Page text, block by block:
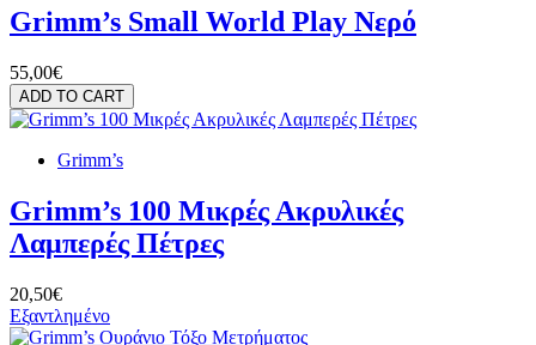
Grimm’s Small World Play Νερό
55,00€
ADD TO CART
Grimm’s
Grimm’s 100 Μικρές Ακρυλικές
Λαμπερές Πέτρες
20,50€
Εξαντλημένο